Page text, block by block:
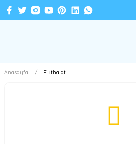
Anasayfa Pi İthalat